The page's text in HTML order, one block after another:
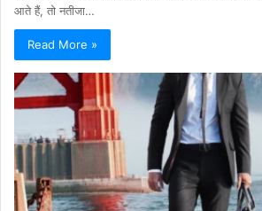
आते हैं, तो नतीजा…
Read More »